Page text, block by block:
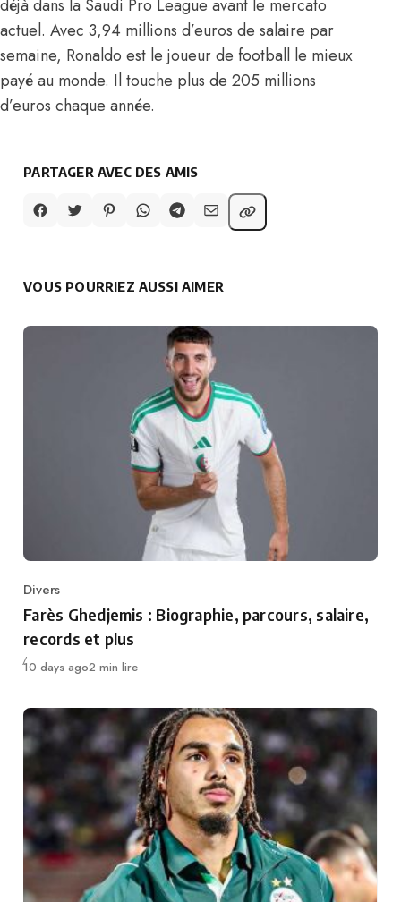
déjà dans la Saudi Pro League avant le mercato
actuel. Avec 3,94 millions d’euros de salaire par
semaine, Ronaldo est le joueur de football le mieux
payé au monde. Il touche plus de 205 millions
d’euros chaque année.
PARTAGER AVEC DES AMIS
VOUS POURRIEZ AUSSI AIMER
Category
Divers
Farès Ghedjemis : Biographie, parcours, salaire,
records et plus
Publié
10 days ago2 min lire